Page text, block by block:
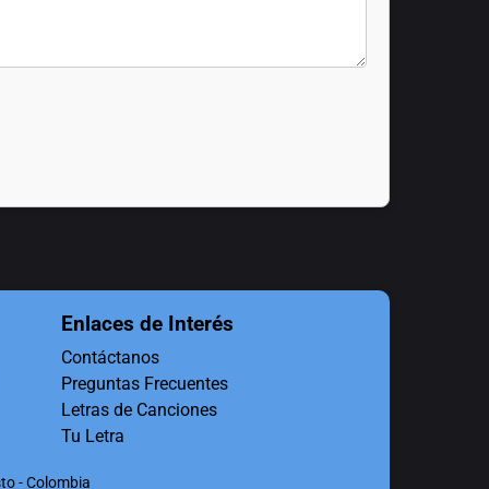
Enlaces de Interés
Contáctanos
Preguntas Frecuentes
Letras de Canciones
Tu Letra
- Colombia